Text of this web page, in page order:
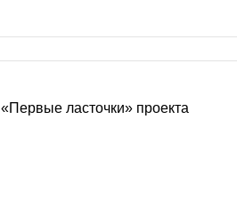
«Первые ласточки» проекта